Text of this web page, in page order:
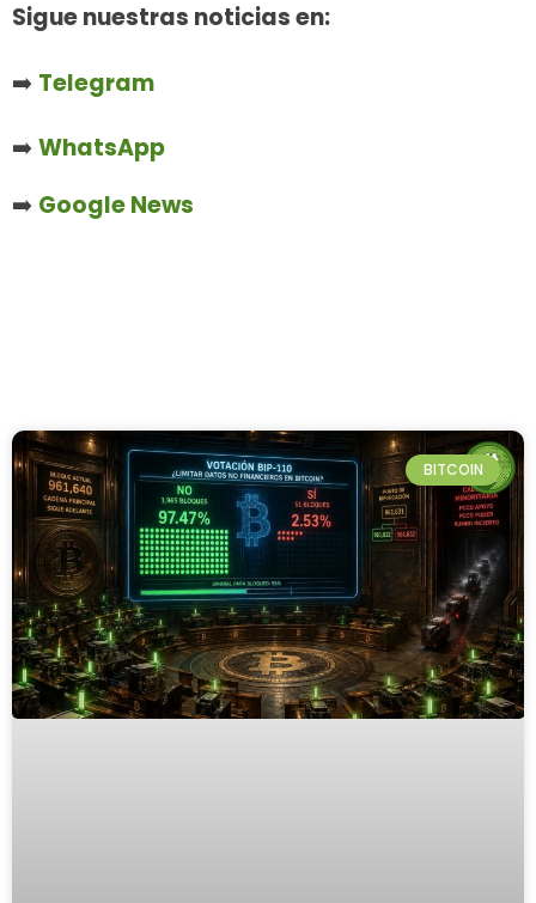
Sigue nuestras noticias en:
➡️ Telegram
➡️WhatsApp
➡️ Google News
BITCOIN